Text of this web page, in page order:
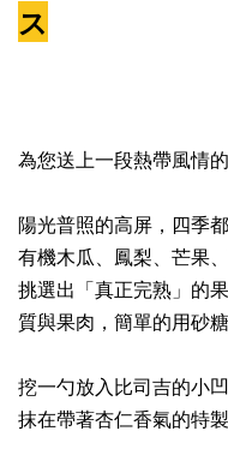
ス
為您送上一段熱帶風情的
陽光普照的高屏，四季
有機木瓜、鳳梨、芒果
挑選出「真正完熟」的
質與果肉，簡單的用砂
挖一勺放入比司吉的小
抹在帶著杏仁香氣的特